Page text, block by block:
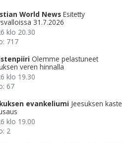
World News Esitetty
31.7.2026
klo 20.30
717
Olemme pelastuneet
veren hinnalla
klo 19.30
67
evankeliumi Jeesuksen kaste
klo 19.00
2